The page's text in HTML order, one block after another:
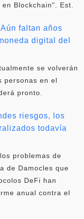
Blockchain". Est.
faltan años
digital del
se volverán
personas en el
pronto.
riesgos, los
todavía
problemas de
de Damocles que
DeFi han
anual contra el